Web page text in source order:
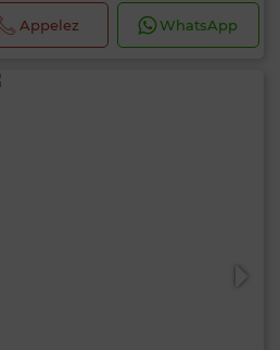
Appelez WhatsApp